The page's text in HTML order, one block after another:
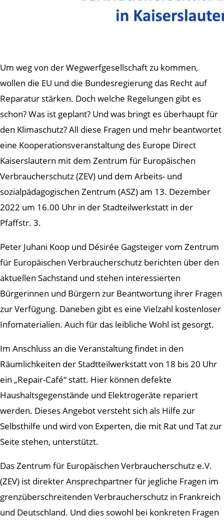
Um weg von der Wegwerfgesellschaft zu kommen,
wollen die EU und die Bundesregierung das Recht auf
Reparatur stärken. Doch welche Regelungen gibt es
schon? Was ist geplant? Und was bringt es überhaupt für
den Klimaschutz? All diese Fragen und mehr beantwortet
eine Kooperationsveranstaltung des Europe Direct
Kaiserslautern mit dem Zentrum für Europäischen
Verbraucherschutz (ZEV) und dem Arbeits- und
sozialpädagogischen Zentrum (ASZ) am 13. Dezember
2022 um 16.00 Uhr in der Stadteilwerkstatt in der
Pfaffstr. 3.
Peter Juhani Koop und Désirée Gagsteiger vom Zentrum
für Europäischen Verbraucherschutz berichten über den
aktuellen Sachstand und stehen interessierten
Bürgerinnen und Bürgern zur Beantwortung ihrer Fragen
zur Verfügung. Daneben gibt es eine Vielzahl kostenloser
Infomaterialien. Auch für das leibliche Wohl ist gesorgt.
Im Anschluss an die Veranstaltung findet in den
Räumlichkeiten der Stadtteilwerkstatt von 18 bis 20 Uhr
ein „Repair-Café“ statt. Hier können defekte
Haushaltsgegenstände und Elektrogeräte repariert
werden. Dieses Angebot versteht sich als Hilfe zur
Selbsthilfe und wird von Experten, die mit Rat und Tat zur
Seite stehen, unterstützt.
Das Zentrum für Europäischen Verbraucherschutz e.V.
(ZEV) ist direkter Ansprechpartner für jegliche Fragen im
grenzüberschreitenden Verbraucherschutz in Frankreich
und Deutschland. Und dies sowohl bei konkreten Fragen